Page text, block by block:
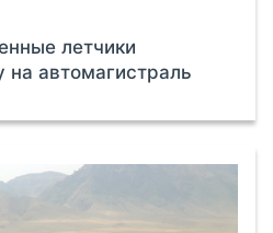
летчики
на автомагистраль